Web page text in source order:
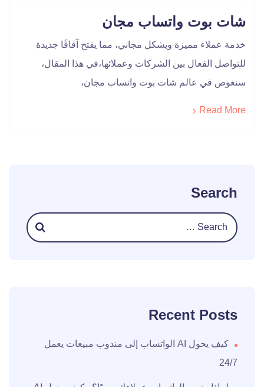
شات بوت واتساب مجان
خدمة عملاء مميزة وبشكل مجاني، مما يفتح آفاقًا جديدة
للتواصل الفعال بين الشركات وعملائها،في هذا المقال،
سنغوص في عالم شات بوت واتساب مجان،
Read More
Search
Recent Posts
كيف يحول AI الواتساب إلى مندوب مبيعات يعمل
24/7